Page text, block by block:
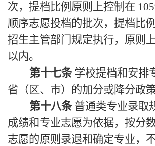
次，提档比例原则上控制在
顺序志愿投档的批次，提档比
招生主管部门规定执行，原则
以内。
第十七条 学校提档和安排
省（区、市）的加分或降分政策
第十八条 普通类专业录取
成绩和专业志愿为依据，按分
志愿的原则录退和确定专业，